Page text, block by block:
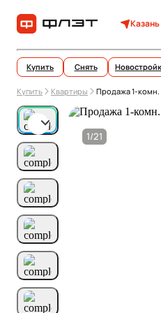
Казань
Купить Снять
Купить Квартиры Продажа 1-комн.
1/21